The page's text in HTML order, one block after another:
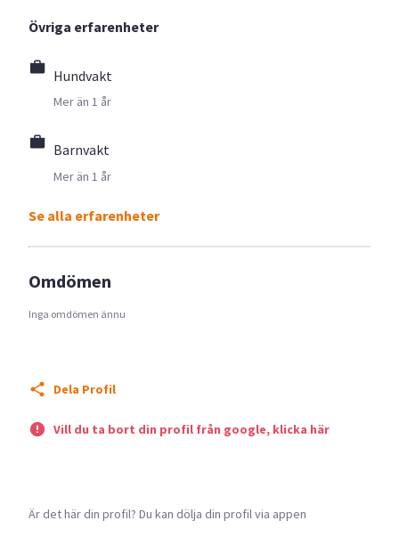
Övriga erfarenheter
Hundvakt
Mer än 1 år
Barnvakt
Mer än 1 år
Se alla erfarenheter
Omdömen
Inga omdömen ännu
Dela Profil
Vill du ta bort din profil från google, klicka här
Är det här din profil? Du kan dölja din profil via appen